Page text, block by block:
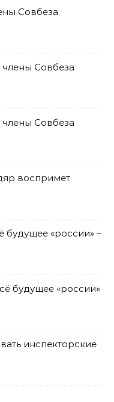
Совбеза
Совбеза
Совбеза
воспримет
будущее «россии» –
будущее «россии»
инспекторские